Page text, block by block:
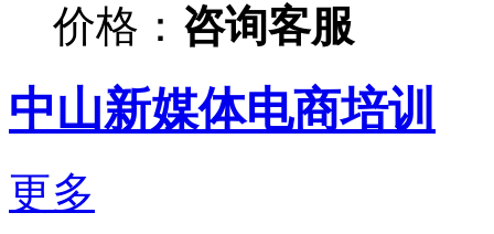
价格： 咨询客服
中山新媒体电商培训
更多